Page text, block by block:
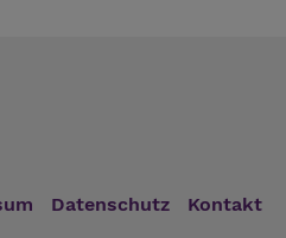
Datenschutz Kontakt